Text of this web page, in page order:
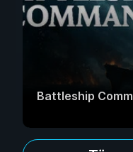
Battleship